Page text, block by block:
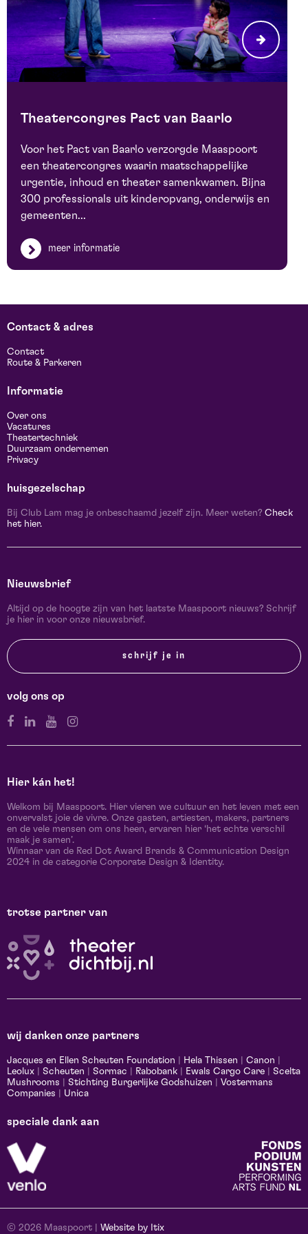
LEES MEER
Theatercongres Pact van Baarlo
Voor het Pact van Baarlo verzorgde Maaspoort
een theatercongres waarin maatschappelijke
urgentie, inhoud en theater samenkwamen. Bijna
300 professionals uit kinderopvang, onderwijs en
gemeenten...
meer informatie
Contact & adres
Contact
Route & Parkeren
Informatie
Over ons
Vacatures
Theatertechniek
Duurzaam ondernemen
Privacy
huisgezelschap
Bij Club Lam mag je onbeschaamd jezelf zijn. Meer weten? Check
het hier.
Nieuwsbrief
Altijd op de hoogte zijn van het laatste Maaspoort nieuws? Schrijf
je hier in voor onze nieuwsbrief.
schrijf je in
volg ons op
Hier kán het!
Welkom bij Maaspoort. Hier vieren we cultuur en het leven met een
onvervalst joie de vivre. Onze gasten, artiesten, makers, partners
en de vele mensen om ons heen, ervaren hier ‘het echte verschil
maak je samen’.
Winnaar van de Red Dot Award Brands & Communication Design
2024 in de categorie Corporate Design & Identity.
trotse partner van
wij danken onze partners
Jacques en Ellen Scheuten Foundation Hela Thissen Canon
Leolux
Scheuten Sormac Rabobank Ewals Cargo Care
Scelta
Mushrooms
Stichting Burgerlijke Godshuizen
Vostermans
Companies
Unica
speciale dank aan
© 2026 Maaspoort | Website by Itix